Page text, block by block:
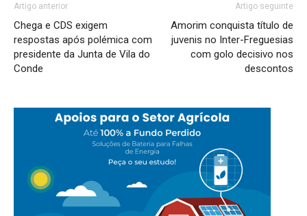
Artigo anterior
Chega e CDS exigem
respostas após polémica com
presidente da Junta de Vila do
Conde
Artigo seguinte
Amorim conquista título de
juvenis no Inter-Freguesias
com golo decisivo nos
descontos